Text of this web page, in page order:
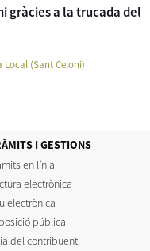
gràcies a la trucada del
Local (Sant Celoni)
I GESTIONS
en línia
electrònica
electrònica
pública
del contribuent